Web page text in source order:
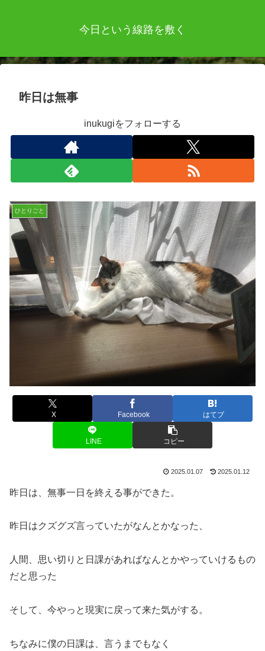
今日という線路を敷く
昨日は無事
inukugiをフォローする
ひとりごと
X Facebook はてブ
LINE コピー
2025.01.07 2025.01.12
昨日は、無事一日を終える事ができた。
昨日はクズグズ言っていたがなんとかなった、
人間、思い切りと日課があればなんとかやっていけるもの
だと思った
そして、今やっと現実に戻って来た気がする。
ちなみに僕の日課は、言うまでもなく